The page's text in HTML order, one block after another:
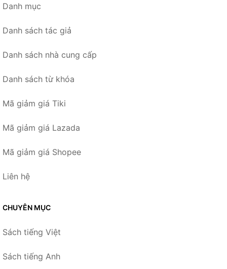
Danh mục
Danh sách tác giả
Danh sách nhà cung cấp
Danh sách từ khóa
Mã giảm giá Tiki
Mã giảm giá Lazada
Mã giảm giá Shopee
Liên hệ
CHUYÊN MỤC
Sách tiếng Việt
Sách tiếng Anh